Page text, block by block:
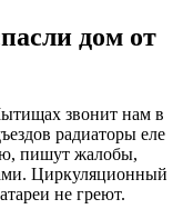
дом от
звонит нам в
радиаторы еле
пишут жалобы,
Циркуляционный
не греют.